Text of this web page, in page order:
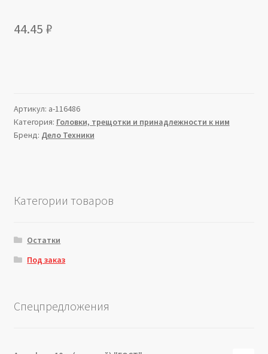
44.45 ₽
Артикул: a-116486
Категория: Головки, трещотки и принадлежности к ним
Бренд: Дело Техники
Категории товаров
Остатки
Под заказ
Спецпредложения